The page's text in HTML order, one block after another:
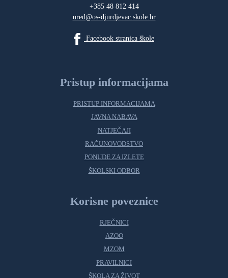
+385 48 812 414
ured@os-djurdjevac.skole.hr
Facebook stranica škole
Pristup informacijama
PRISTUP INFORMACIJAMA
JAVNA NABAVA
NATJEČAJI
RAČUNOVODSTVO
PONUDE ZA IZLETE
ŠKOLSKI ODBOR
Korisne poveznice
RJEČNICI
AZOO
MZOM
PRAVILNICI
ŠKOLA ZA ŽIVOT